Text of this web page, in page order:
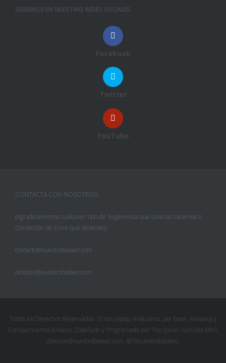
SÍGUENOS EN NUESTRAS REDES SOCIALES:
Facebook
Twitter
YouTube
CONTACTA CON NOSOTROS
(Agradeceremos cualquier tipo de Sugerencia que quieras hacernos o
Corrección de Error que detectes):
contacto@vuestrobasket.com
director@vuestrobasket.com
Todos los Derechos Reservados. Si nos copias, enlázanos, por favor. Avísanos y
Compartiremos Enlaces. Diseñado y Programado por Tico (Javier Gonzalo Micó,
director@vuestrobasket.com, @TKvuestrobasket).